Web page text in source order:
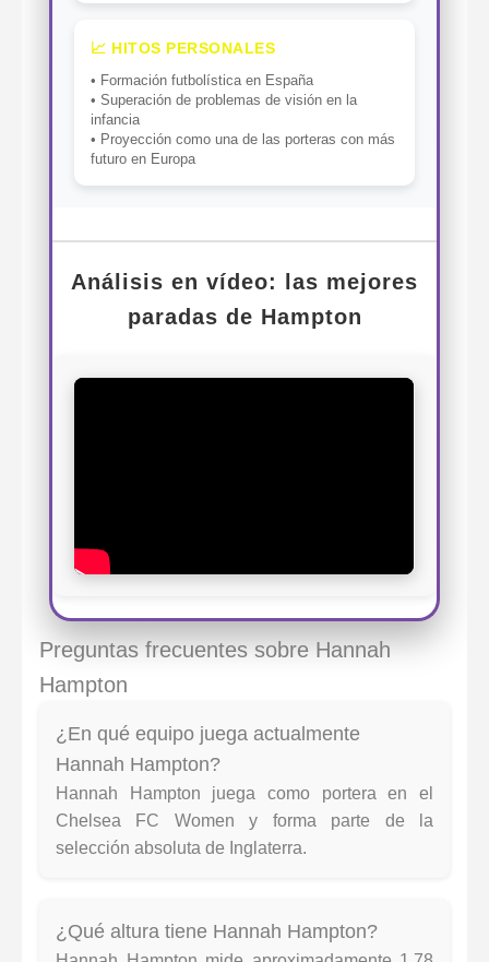
📈 HITOS PERSONALES
• Formación futbolística en España
• Superación de problemas de visión en la
infancia
• Proyección como una de las porteras con más
futuro en Europa
Análisis en vídeo: las mejores
paradas de Hampton
Preguntas frecuentes sobre Hannah
Hampton
¿En qué equipo juega actualmente
Hannah Hampton?
Hannah Hampton juega como portera en el
Chelsea FC Women y forma parte de la
selección absoluta de Inglaterra.
¿Qué altura tiene Hannah Hampton?